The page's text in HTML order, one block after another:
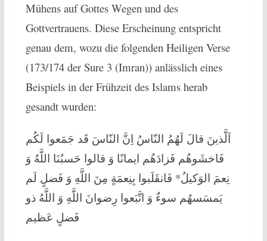
Mühens auf Gottes Wegen und des
Gottvertrauens. Diese Erscheinung entspricht
genau dem, wozu die folgenden Heiligen Verse
(173/174 der Sure 3 (Imran)) anlässlich eines
Beispiels in der Frühzeit des Islams herab
gesandt wurden:
اَلَّذينَ قالَ لَهُمُ النّاسُ اِنَّ النّاسَ قَد جَمَعوا لَكُم
فَاخشَوهُم فَزادَهُم ايمانًا وَ قالوا حَسبُنَا اللَّهُ وَ
نِعمَ الوَكيلُ* فَانقَلَبوا بِنِعمَةٍ مِنَ اللَّهِ وَ فَضلٍ لَم
يَمسَسهُم سوءٌ وَ اتَّبَعوا رِضوانَ اللَّهِ وَ اللَّهُ ذو
فَضلٍ عَظيم